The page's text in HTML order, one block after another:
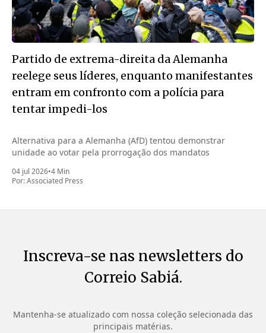
Partido de extrema-direita da Alemanha
reelege seus líderes, enquanto manifestantes
entram em confronto com a polícia para
tentar impedi-los
Alternativa para a Alemanha (AfD) tentou demonstrar
unidade ao votar pela prorrogação dos mandatos
04 jul 2026•4 Min
Por:Associated Press
Inscreva-se nas newsletters do
Correio Sabiá.
Mantenha-se atualizado com nossa coleção selecionada das
principais matérias.